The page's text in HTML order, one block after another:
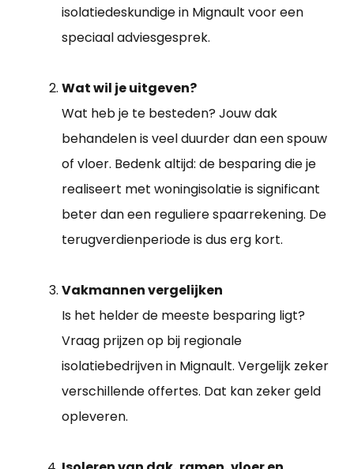
isolatiedeskundige in Mignault voor een
speciaal adviesgesprek.
Wat wil je uitgeven?
Wat heb je te besteden? Jouw dak
behandelen is veel duurder dan een spouw
of vloer. Bedenk altijd: de besparing die je
realiseert met woningisolatie is significant
beter dan een reguliere spaarrekening. De
terugverdienperiode is dus erg kort.
Vakmannen vergelijken
Is het helder de meeste besparing ligt?
Vraag prijzen op bij regionale
isolatiebedrijven in Mignault. Vergelijk zeker
verschillende offertes. Dat kan zeker geld
opleveren.